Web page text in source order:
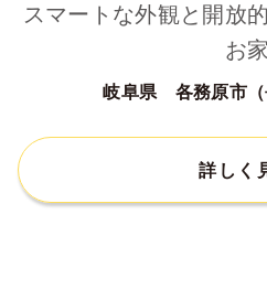
スマートな外観と開放
お家
岐阜県 各務原市（
詳しく